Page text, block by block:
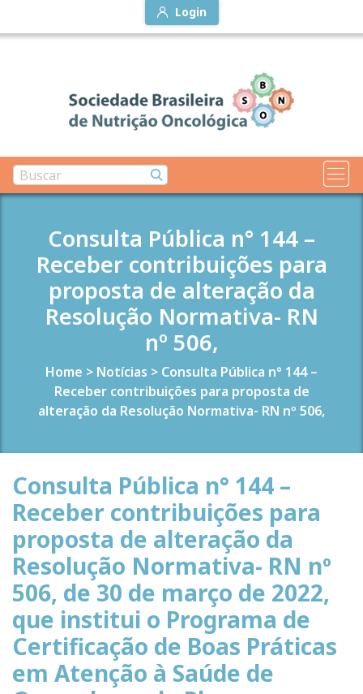
Login
Consulta Pública n° 144 –
Receber contribuições para
proposta de alteração da
Resolução Normativa- RN
nº 506,
Home > Notícias > Consulta Pública n° 144 –
Receber contribuições para proposta de
alteração da Resolução Normativa- RN nº 506,
Consulta Pública n° 144 –
Receber contribuições para
proposta de alteração da
Resolução Normativa- RN nº
506, de 30 de março de 2022,
que institui o Programa de
Certificação de Boas Práticas
em Atenção à Saúde de